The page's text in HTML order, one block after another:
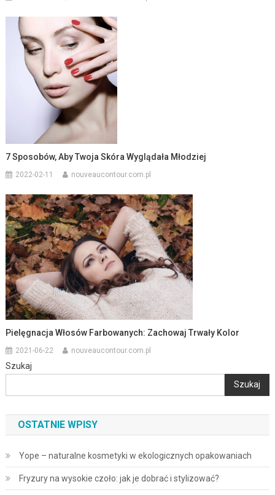
7 Sposobów, Aby Twoja Skóra Wyglądała Młodziej
2022-02-11 nouveaucontour.com.pl
Pielęgnacja Włosów Farbowanych: Zachowaj Trwały Kolor
2021-06-22 nouveaucontour.com.pl
Szukaj
Szukaj
OSTATNIE WPISY
Yope – naturalne kosmetyki w ekologicznych opakowaniach
Fryzury na wysokie czoło: jak je dobrać i stylizować?